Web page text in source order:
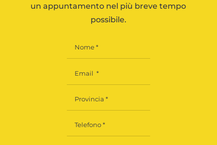
un appuntamento nel più breve tempo
possibile.